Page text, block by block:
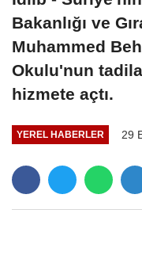
Bakanlığı ve
Muhammed
Okulu'nun
hizmete açtı.
YEREL HABERLER 29